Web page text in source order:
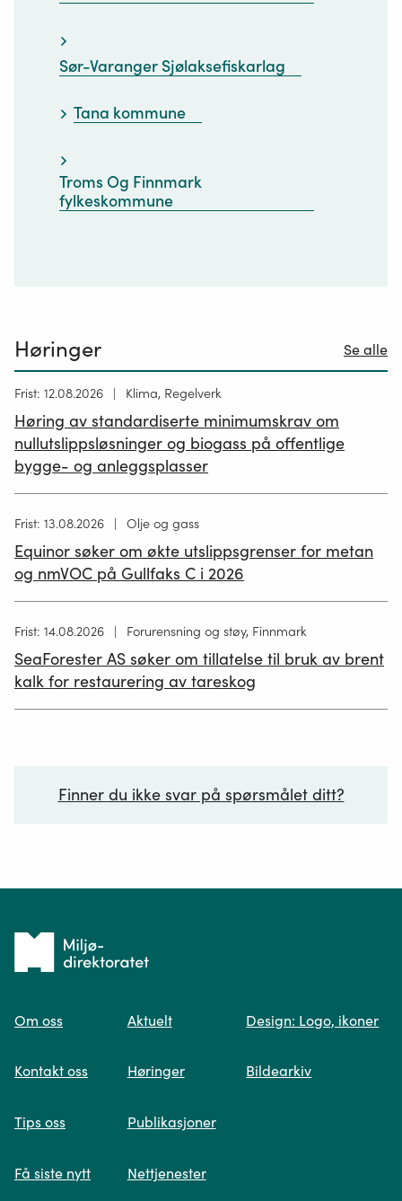
Sør-Varanger Sjølaksefiskarlag
Tana kommune
Troms Og Finnmark
fylkeskommune
Høringer Se alle
Høring
publisert
12.05.2026
Frist: 12.08.2026 Klima, Regelverk
Høring av standardiserte minimumskrav om
nullutslippsløsninger og biogass på offentlige
bygge- og anleggsplasser
Høring
publisert
02.07.2026
Frist: 13.08.2026 Olje og gass
Equinor søker om økte utslippsgrenser for metan
og nmVOC på Gullfaks C i 2026
Høring
publisert
19.06.2026
Frist: 14.08.2026 Forurensning og støy, Finnmark
SeaForester AS søker om tillatelse til bruk av brent
kalk for restaurering av tareskog
Finner du ikke svar på spørsmålet ditt?
Spør oss
søk og viser deg vår mest relevante
Tilbake
forsiden
Om oss
Kontakt oss
Tips oss
Få siste nytt
Aktuelt
Høringer
Publikasjoner
Nettjenester
Design: Logo, ikoner
Bildearkiv